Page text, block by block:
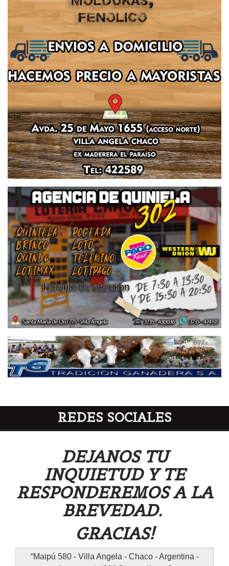
REDES SOCIALES
DEJANOS TU
INQUIETUD Y TE
RESPONDEREMOS A LA
BREVEDAD.
GRACIAS!
Maipú 580 - Villa Angela - Chaco - Argentina -